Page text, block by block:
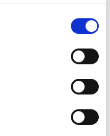
dalle condizioni
a partecipare
indipendenti l'uno
in un Paese diverso,
indipendente stabilito in
indipendenti,
membri o Paesi